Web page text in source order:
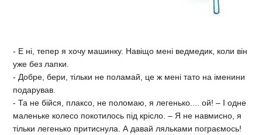
- Е ні, тепер я хочу машинку. Навіщо мені ведмедик, коли він
уже без лапки.
- Добре, бери, тільки не поламай, це ж мені тато на іменини
подарував.
- Та не бійся, плаксо, не поломаю, я легенько.... ой! – І одне
маленьке колесо покотилось під крісло. – Я не навмисно, я
тільки легенько притиснула. А давай ляльками пограємось!